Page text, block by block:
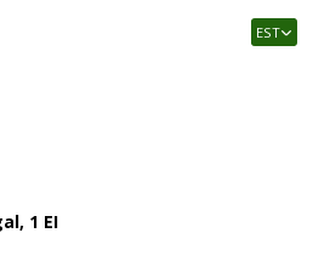
EST
1 EI